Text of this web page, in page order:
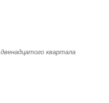
квартала